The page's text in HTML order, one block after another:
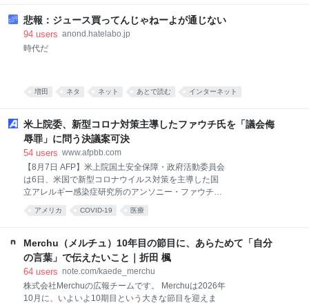
2026-07-30 18:42:16
悲報：ジュース買ってんじゃねーよが通じない
94 users anond.hatelabo.jp
時代だ
増田 ネタ ネット あとで読む インターネット
米上院委、新型コロナ対策主導したファウチ氏を「議会侮
辱罪」に問う決議案可決
54 users www.afpbb.com
【8月7日 AFP】米上院国土安全保障・政府活動委員会
は6日、米国で新型コロナウイルス対策を主導した国
立アレルギー感染症研究所のアンソニー・ファウチ元
所長（85）を議会侮辱罪に問うよう司法省に勧告する
決議案を可決した。 ファウチ氏は新型コロナの起源に
委員会公聴会で、共和党上院議員から厳しい追及を受
けたが、弁護士の助言に従って合衆国憲法修正第5条
で保障された自己負罪拒否特権（黙秘権）を行使し、
証言を拒否していた。 共和党が賛成、民主党が反対し
た今回の採決により、数十年にわたり全米トップの感
アメリカ COVID-19 医療
Merchu（メルチュ）10年目の節目に、あらためて「自分
の言葉」で伝えたいこと｜折田 楓
64 users note.com/kaede_merchu
株式会社Merchuの広報チームです。 Merchuは2026年
10月に、いよいよ10期目という大きな節目を迎えま